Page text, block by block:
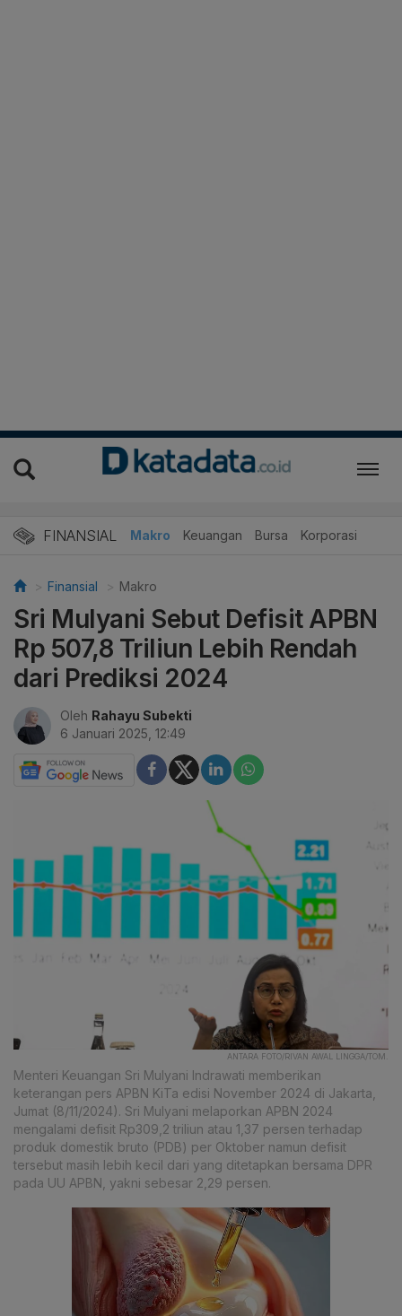
FINANSIAL Makro Keuangan Bursa Korporasi
Finansial Makro
Sri Mulyani Sebut Defisit APBN
Rp 507,8 Triliun Lebih Rendah
dari Prediksi 2024
Oleh Rahayu Subekti
6 Januari 2025, 12:49
ANTARA FOTO/RIVAN AWAL LINGGA/TOM.
Menteri Keuangan Sri Mulyani Indrawati memberikan
keterangan pers APBN KiTa edisi November 2024 di Jakarta,
Jumat (8/11/2024). Sri Mulyani melaporkan APBN 2024
mengalami defisit Rp309,2 triliun atau 1,37 persen terhadap
produk domestik bruto (PDB) per Oktober namun defisit
tersebut masih lebih kecil dari yang ditetapkan bersama DPR
pada UU APBN, yakni sebesar 2,29 persen.